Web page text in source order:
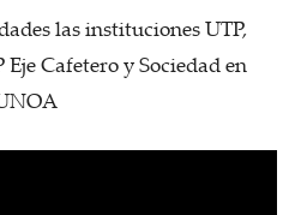
las instituciones UTP,
Eje Cafetero y Sociedad en